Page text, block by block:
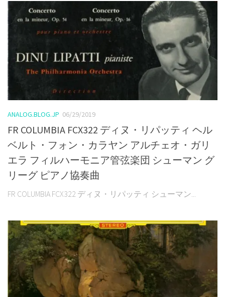
ANALOG.BLOG.JP 06/29/2019
FR COLUMBIA FCX322 ディヌ・リパッティ ヘル
ベルト・フォン・カラヤン アルチェオ・ガリ
エラ フィルハーモニア管弦楽団 シューマン グ
リーグ ピアノ協奏曲
FR COLUMBIA FCX322 ディヌ・リパッティ シューマン...